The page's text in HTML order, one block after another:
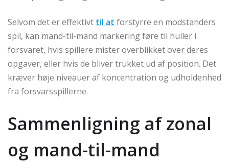
Selvom det er effektivt til at forstyrre en modstanders
spil, kan mand-til-mand markering føre til huller i
forsvaret, hvis spillere mister overblikket over deres
opgaver, eller hvis de bliver trukket ud af position. Det
kræver høje niveauer af koncentration og udholdenhed
fra forsvarsspillerne.
Sammenligning af zonal
og mand-til-mand